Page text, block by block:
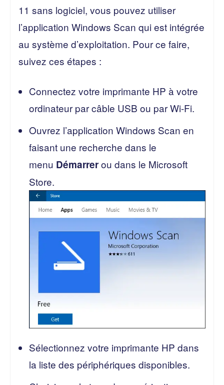
11 sans logiciel, vous pouvez utiliser
l’application Windows Scan qui est intégrée
au système d’exploitation. Pour ce faire,
suivez ces étapes :
Connectez votre imprimante HP à votre
ordinateur par câble USB ou par Wi-Fi.
Ouvrez l’application Windows Scan en
faisant une recherche dans le
menu Démarrerou dans le Microsoft
Store.
Sélectionnez votre imprimante HP dans
la liste des périphériques disponibles.